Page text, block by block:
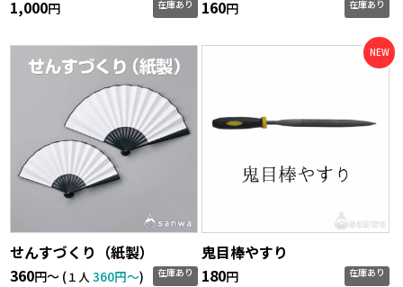
1,000円 在庫あり 160円 在庫あり
せんすづくり（紙製）
360円〜 (１人360円〜) 在庫あり
鬼目棒やすり
180円 在庫あり